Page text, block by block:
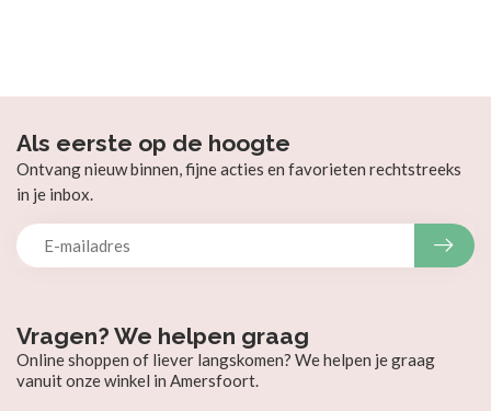
Vragen? We helpen graag
Online shoppen of liever langskomen? We helpen je graag
vanuit onze winkel in Amersfoort.
Als eerste op de hoogte
Ontvang nieuw binnen, fijne acties en favorieten rechtstreeks
in je inbox.